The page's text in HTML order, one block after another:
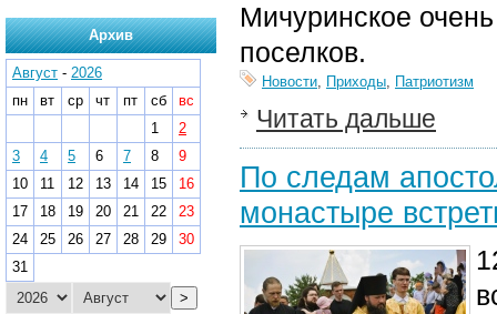
Мичуринское
поселков.
Новости, Приходы, Патриотизм
Читать дальше
По следам
монастыре
Архив
Август - 2026
пн
вт ср чт пт сб
вс
1
2
3
4 5 6 7 8
9
10
11 12 13 14 15
16
17
18 19 20 21 22
23
24
25 26 27 28 29
30
31
>